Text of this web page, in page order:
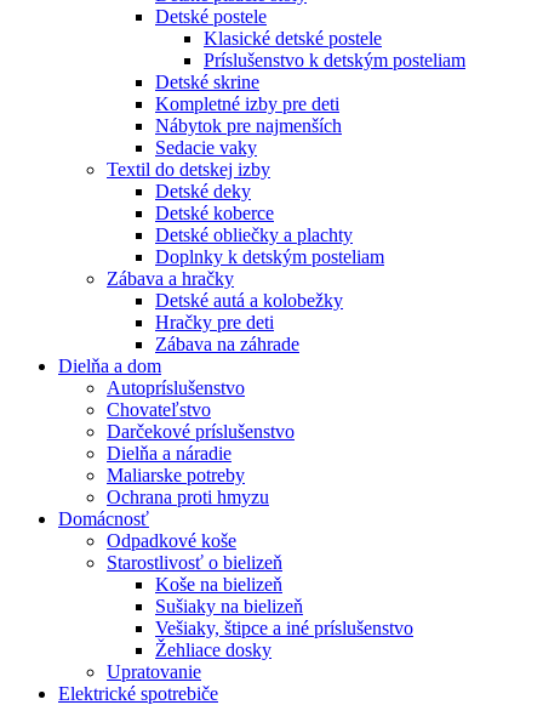
Detské postele
Klasické detské postele
Príslušenstvo k detským posteliam
Detské skrine
Kompletné izby pre deti
Nábytok pre najmenších
Sedacie vaky
Textil do detskej izby
Detské deky
Detské koberce
Detské obliečky a plachty
Doplnky k detským posteliam
Zábava a hračky
Detské autá a kolobežky
Hračky pre deti
Zábava na záhrade
Dielňa a dom
Autopríslušenstvo
Chovateľstvo
Darčekové príslušenstvo
Dielňa a náradie
Maliarske potreby
Ochrana proti hmyzu
Domácnosť
Odpadkové koše
Starostlivosť o bielizeň
Koše na bielizeň
Sušiaky na bielizeň
Vešiaky, štipce a iné príslušenstvo
Žehliace dosky
Upratovanie
Elektrické spotrebiče